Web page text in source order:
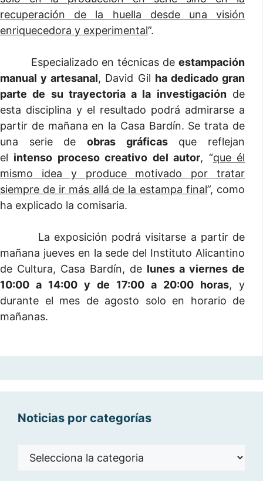
recuperación de la huella desde una visión
enriquecedora y experimental”.
Especializado en técnicas de estampación
manual y artesanal, David Gil ha dedicado gran
parte de su trayectoria a la investigaciónde
esta disciplina y el resultado podrá admirarse a
partir de mañana en la Casa Bardín. Se trata de
una serie de obras gráficasque reflejan
el intenso proceso creativo del autor, “que él
mismo idea y produce motivado por tratar
siempre de ir más allá de la estampa final”, como
ha explicado la comisaria.
La exposición podrá visitarse a partir de
mañana jueves en la sede del Instituto Alicantino
de Cultura, Casa Bardín, de lunes a viernes de
10:00 a 14:00 y de 17:00 a 20:00 horas, y
durante el mes de agosto solo en horario de
mañanas.
Noticias por categorías
Noticias